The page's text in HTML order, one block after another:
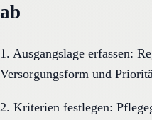
ab
1. Ausgangslage erfassen:
Versorgungsform und
2. Kriterien festlegen: